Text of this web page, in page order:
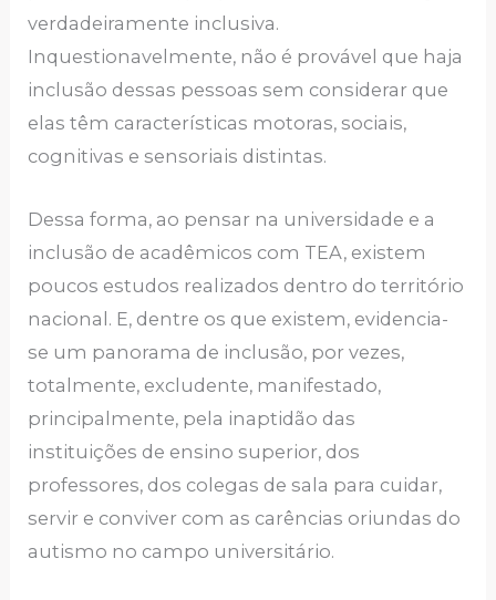
verdadeiramente inclusiva.
Inquestionavelmente, não é provável que haja
inclusão dessas pessoas sem considerar que
elas têm características motoras, sociais,
cognitivas e sensoriais distintas.
Dessa forma, ao pensar na universidade e a
inclusão de acadêmicos com TEA, existem
poucos estudos realizados dentro do território
nacional. E, dentre os que existem, evidencia-
se um panorama de inclusão, por vezes,
totalmente, excludente, manifestado,
principalmente, pela inaptidão das
instituições de ensino superior, dos
professores, dos colegas de sala para cuidar,
servir e conviver com as carências oriundas do
autismo no campo universitário.